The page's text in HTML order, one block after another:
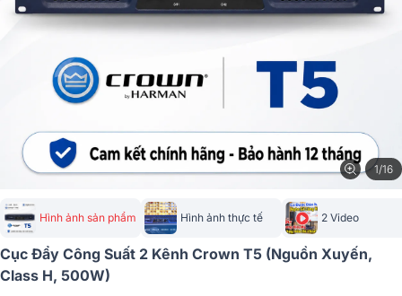
1/16
Hình ảnh sản phẩm Hình ảnh thực tế 2 Video
Cục Đẩy Công Suất 2 Kênh Crown T5 (Nguồn Xuyến,
Class H, 500W)